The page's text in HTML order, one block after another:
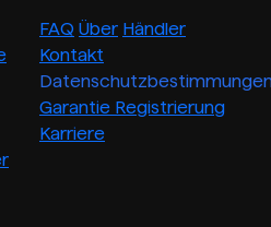
FAQ Über Händler
Kontakt
Garantie Registrierung
Karriere